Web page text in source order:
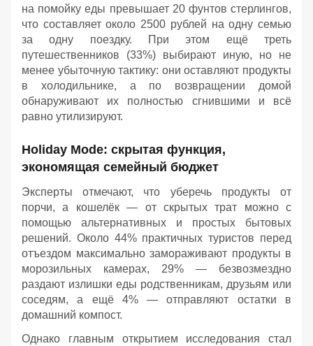
на помойку еды превышает 20 фунтов стерлингов,
что составляет около 2500 рублей на одну семью
за одну поездку. При этом ещё треть
путешественников (33%) выбирают иную, но не
менее убыточную тактику: они оставляют продукты
в холодильнике, а по возвращении домой
обнаруживают их полностью сгнившими и всё
равно утилизируют.
Holiday Mode: скрытая функция,
экономящая семейный бюджет
Эксперты отмечают, что уберечь продукты от
порчи, а кошелёк — от скрытых трат можно с
помощью альтернативных и простых бытовых
решений. Около 44% практичных туристов перед
отъездом максимально замораживают продукты в
морозильных камерах, 29% — безвозмездно
раздают излишки еды родственникам, друзьям или
соседям, а ещё 4% — отправляют остатки в
домашний компост.
Однако главным открытием исследования стал